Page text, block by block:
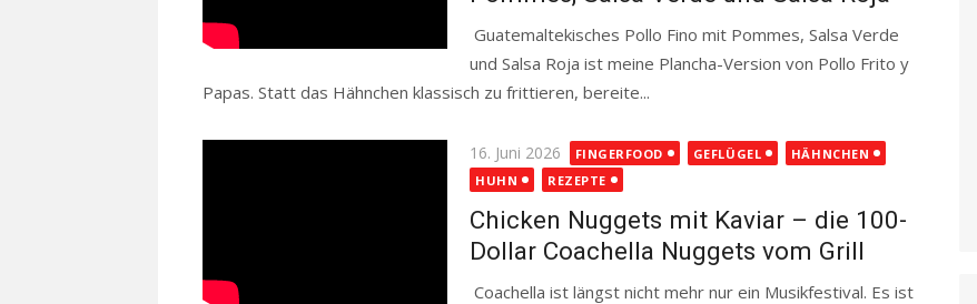
Guatemaltekisches Pollo Fino mit Pommes, Salsa Verde
und Salsa Roja ist meine Plancha-Version von Pollo Frito y
Papas. Statt das Hähnchen klassisch zu frittieren, bereite...
Posted
on
16. Juni 2026 FINGERFOOD GEFLÜGEL
HÄHNCHEN
HUHN
REZEPTE
Chicken Nuggets mit Kaviar – die 100-
Dollar Coachella Nuggets vom Grill
Coachella ist längst nicht mehr nur ein Musikfestival. Es ist